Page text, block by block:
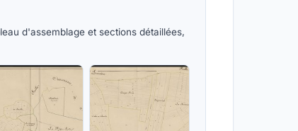
d'assemblage et sections détaillées,